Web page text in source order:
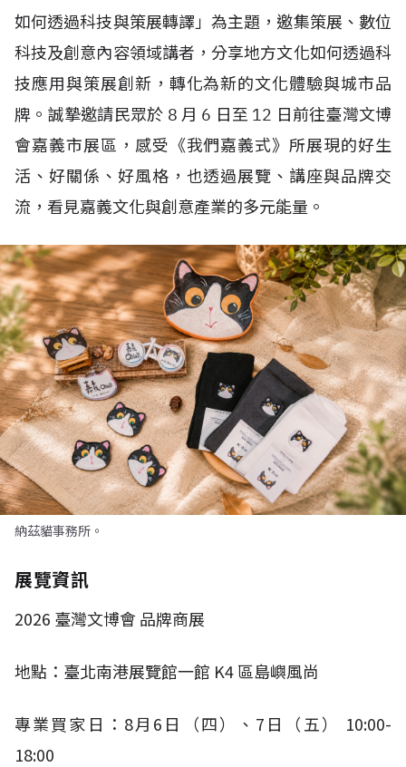
如何透過科技與策展轉譯」為主題，邀集策展、數位
科技及創意內容領域講者，分享地方文化如何透過科
技應用與策展創新，轉化為新的文化體驗與城市品
牌。誠摯邀請民眾於 8 月 6 日至 12 日前往臺灣文博
會嘉義市展區，感受《我們嘉義式》所展現的好生
活、好關係、好風格，也透過展覽、講座與品牌交
流，看見嘉義文化與創意產業的多元能量。
納茲貓事務所。
展覽資訊
2026 臺灣文博會 品牌商展
地點：臺北南港展覽館一館 K4區島嶼風尚
專業買家日： 8月 6 日（四）、 7 日（五）
10:00-
18:00​